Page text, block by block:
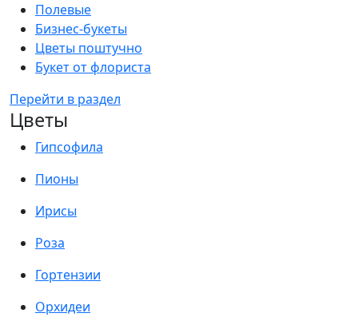
Полевые
Бизнес-букеты
Цветы поштучно
Букет от флориста
Перейти в раздел
Цветы
Гипсофила
Пионы
Ирисы
Роза
Гортензии
Орхидеи